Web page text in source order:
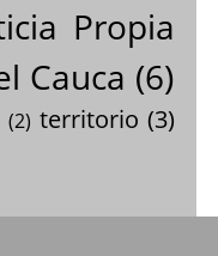
Propia
Cauca (6)
(2) territorio (3)